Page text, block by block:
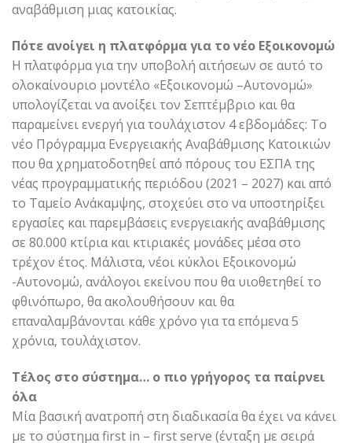
αναβάθμιση μιας κατοικίας.
Πότε ανοίγει η πλατφόρμα για το νέο Εξοικονομώ
Η πλατφόρμα για την υποβολή αιτήσεων σε αυτό το
ολοκαίνουριο μοντέλο «Εξοικονομώ –Αυτονομώ»
υπολογίζεται να ανοίξει τον Σεπτέμβριο και θα
παραμείνει ενεργή για τουλάχιστον 4 εβδομάδες: Το
νέο Πρόγραμμα Ενεργειακής Αναβάθμισης Κατοικιών
που θα χρηματοδοτηθεί από πόρους του ΕΣΠΑ της
νέας προγραμματικής περιόδου (2021 – 2027) και από
το Ταμείο Ανάκαμψης, στοχεύει στο να υποστηρίξει
εργασίες και παρεμβάσεις ενεργειακής αναβάθμισης
σε 80.000 κτίρια και κτιριακές μονάδες μέσα στο
τρέχον έτος. Μάλιστα, νέοι κύκλοι Εξοικονομώ
-Αυτονομώ, ανάλογοι εκείνου που θα υιοθετηθεί το
φθινόπωρο, θα ακολουθήσουν και θα
επαναλαμβάνονται κάθε χρόνο για τα επόμενα 5
χρόνια, τουλάχιστον.
Τέλος στο σύστημα… ο πιο γρήγορος τα παίρνει
όλα
Μία βασική ανατροπή στη διαδικασία θα έχει να κάνει
με το σύστημα first in – first serve (ένταξη με σειρά